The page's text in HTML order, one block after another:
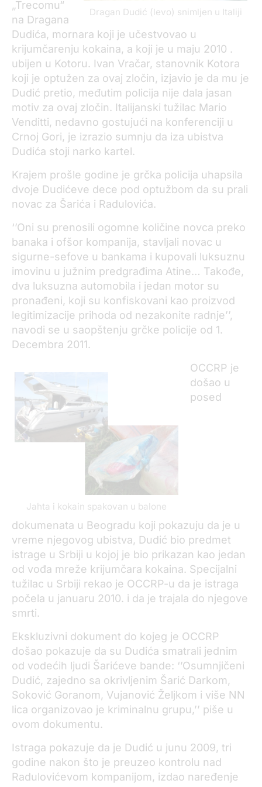
Dragan Dudić (levo) snimljen u Italiji
„Trecomu“
na Dragana
Dudića, mornara koji je učestvovao u
krijumčarenju kokaina, a koji je u maju 2010 .
ubijen u Kotoru. Ivan Vračar, stanovnik Kotora
koji je optužen za ovaj zločin, izjavio je da mu je
Dudić pretio, međutim policija nije dala jasan
motiv za ovaj zločin. Italijanski tužilac Mario
Venditti, nedavno gostujući na konferenciji u
Crnoj Gori, je izrazio sumnju da iza ubistva
Dudića stoji narko kartel.
Krajem prošle godine je grčka policija uhapsila
dvoje Dudićeve dece pod optužbom da su prali
novac za Šarića i Radulovića.
‘’Oni su prenosili ogomne količine novca preko
banaka i ofšor kompanija, stavljali novac u
sigurne-sefove u bankama i kupovali luksuznu
imovinu u južnim predgrađima Atine… Takođe,
dva luksuzna automobila i jedan motor su
pronađeni, koji su konfiskovani kao proizvod
legitimizacije prihoda od nezakonite radnje’’,
navodi se u saopštenju grčke policije od 1.
Decembra 2011.
Jahta i kokain spakovan u balone
OCCRP je
došao u
posed
dokumenata u Beogradu koji pokazuju da je u
vreme njegovog ubistva, Dudić bio predmet
istrage u Srbiji u kojoj je bio prikazan kao jedan
od vođa mreže krijumčara kokaina. Specijalni
tužilac u Srbiji rekao je OCCRP-u da je istraga
počela u januaru 2010. i da je trajala do njegove
smrti.
Ekskluzivni dokument do kojeg je OCCRP
došao pokazuje da su Dudića smatrali jednim
od vodećih ljudi Šarićeve bande: ‘’Osumnjičeni
Dudić, zajedno sa okrivljenim Šarić Darkom,
Soković Goranom, Vujanović Željkom i više NN
lica organizovao je kriminalnu grupu,’’ piše u
ovom dokumentu.
Istraga pokazuje da je Dudić u junu 2009, tri
godine nakon što je preuzeo kontrolu nad
Radulovićevom kompanijom, izdao naređenje